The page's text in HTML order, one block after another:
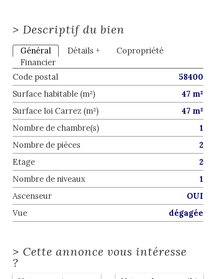
> Descriptif du bien
Général Détails +
Copropriété
Financier
Code postal
58400
Surface habitable (m²)
47 m²
Surface loi Carrez (m²)
47 m²
Nombre de chambre(s)
1
Nombre de pièces
2
Etage
2
Nombre de niveaux
1
Ascenseur
OUI
Vue
dégagée
> Cette annonce vous intéresse
?